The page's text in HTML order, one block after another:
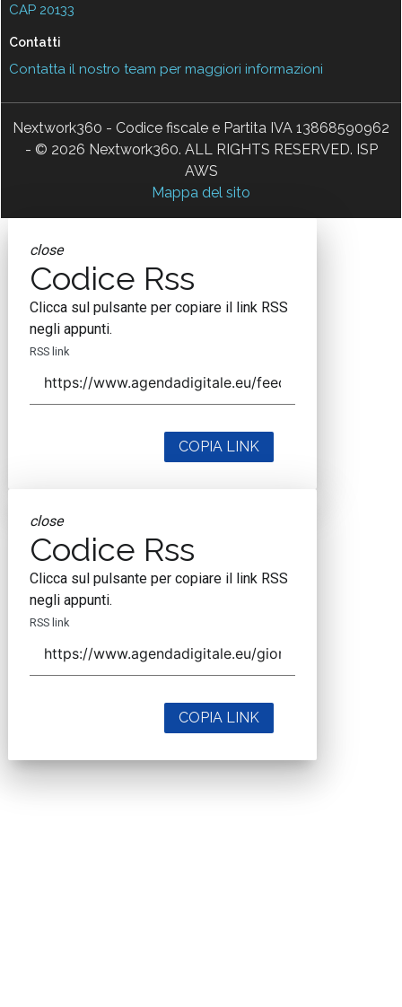
CAP 20133
Contatti
Contatta il nostro team per maggiori informazioni
Nextwork360 - Codice fiscale e Partita IVA 13868590962
- © 2026 Nextwork360. ALL RIGHTS RESERVED. ISP
AWS
Mappa del sito
close
Codice Rss
Clicca sul pulsante per copiare il link RSS
negli appunti.
RSS link
COPIA LINK
close
Codice Rss
Clicca sul pulsante per copiare il link RSS
negli appunti.
RSS link
COPIA LINK